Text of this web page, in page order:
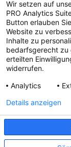
Presse
Folgen Sie uns!
IMPRESSUM
Wir setzen auf
PRO Analytics
Button erlauben
Website zu
Inhalte zu
bedarfsgerecht zu
erteilten
widerrufen.
Analytics
Details anzeigen